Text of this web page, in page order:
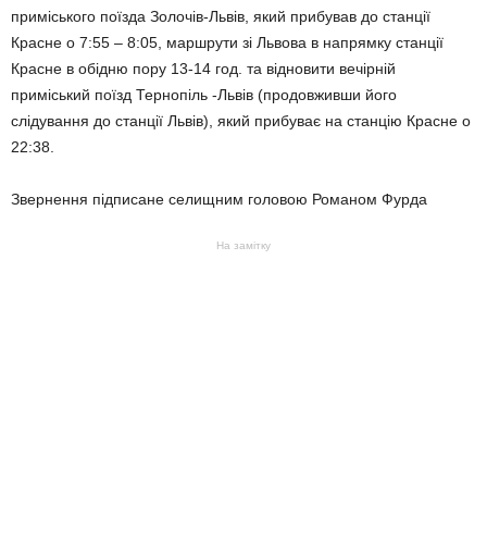
приміського поїзда Золочів-Львів, який прибував до станції
Красне о 7:55 – 8:05, маршрути зі Львова в напрямку станції
Красне в обідню пору 13-14 год. та відновити вечірній
приміський поїзд Тернопіль -Львів (продовживши його
слідування до станції Львів), який прибуває на станцію Красне о
22:38.
Звернення підписане селищним головою Романом Фурда
На замітку